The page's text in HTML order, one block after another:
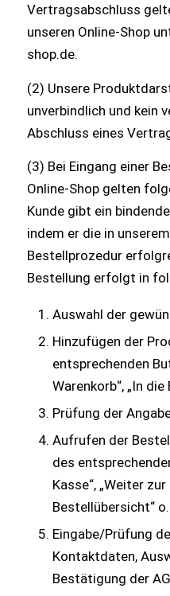
Vertragsabschluss
unseren Online-Shop
shop.de.
(2) Unsere
unverbindlich und kein
Abschluss eines
(3) Bei Eingang einer
Online-Shop gelten
Kunde gibt ein
indem er die in
Bestellprozedur
Bestellung erfolgt in
Auswahl der
Hinzufügen der
entsprechenden
Warenkorb“, „In
Prüfung der
Aufrufen der
des
Kasse“, „Weiter zur
Bestellübersicht“
Eingabe/Prüfung
Kontaktdaten,
Bestätigung der